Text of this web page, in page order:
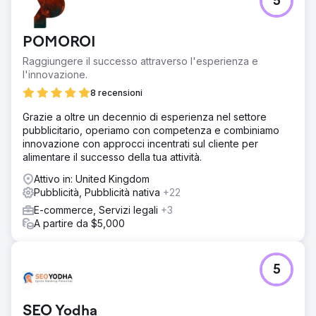
Risultato
In 60 giorni, il fatturato è passato da 48.000 a 105.000
dollari, con una crescita di oltre il doppio. Il ROAS (Return
on Advertising Spend) è migliorato da 2,89x a 4,83x,
incrementando significativamente la redditività delle
campagne. Le conversioni di acquisto sono aumentate
dell'81%, grazie a un targeting più efficace, campagne
strutturate e un tracciamento accurato. Il risultato è stato
un motore di crescita eCommerce B2B scalabile ed
estremamente efficiente.
Vai alla pagina agenzia
POMOROI
Raggiungere il successo attraverso l'esperienza e
l'innovazione.
8 recensioni
Grazie a oltre un decennio di esperienza nel settore
pubblicitario, operiamo con competenza e combiniamo
innovazione con approcci incentrati sul cliente per
alimentare il successo della tua attività.
Attivo in: United Kingdom
Pubblicità, Pubblicità nativa +22
E-commerce, Servizi legali +3
A partire da $5,000
SEO Yodha
5